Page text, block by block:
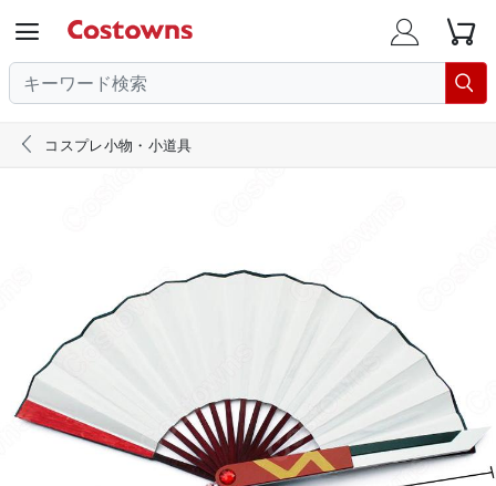
  

 コスプレ小物・小道具